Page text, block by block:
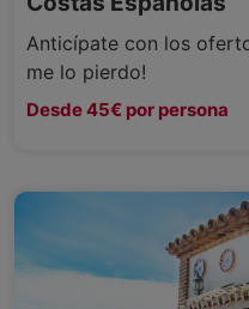
Anticípate con los
me lo pierdo!
Desde 45€ por persona